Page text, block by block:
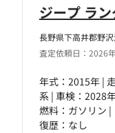
長野県下高井郡野
査定依頼日：2026
ジープ ラ
年式：2015年 |
系 | 車検：2028
燃料：ガソリン |
復歴：なし